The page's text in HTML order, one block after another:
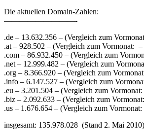
Die aktuellen Domain-Zahlen:
—————————-
.de – 13.632.356 – (Vergleich zum
.at – 928.502 – (Vergleich zum Vormonat:
.com – 86.932.450 – (Vergleich zum
.net – 12.999.482 – (Vergleich zum
.org – 8.366.920 – (Vergleich zum
.info – 6.147.527 – (Vergleich zum
.eu – 3.201.504 – (Vergleich zum
.biz – 2.092.633 – (Vergleich zum
.us – 1.676.654 – (Vergleich zum
insgesamt: 135.978.028 (Stand 2. Mai 2010)